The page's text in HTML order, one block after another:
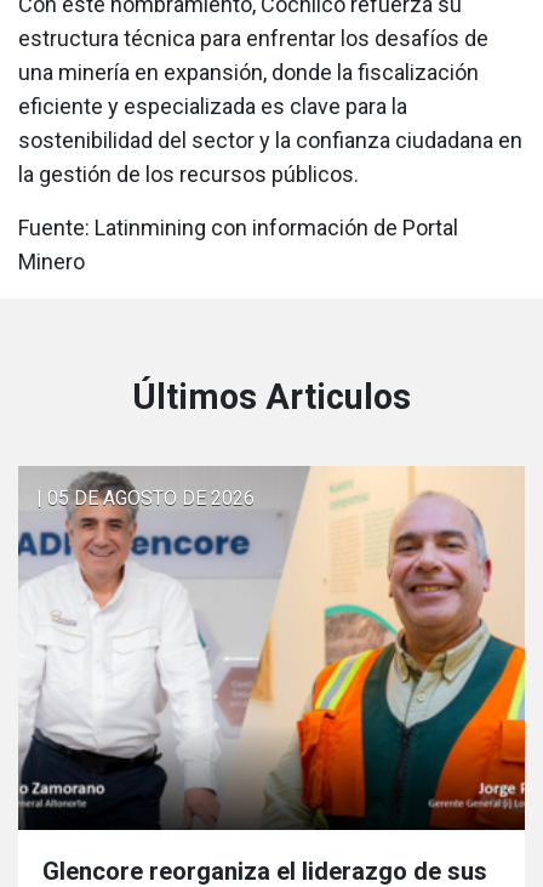
estructura técnica para enfrentar los desafíos de
una minería en expansión, donde la fiscalización
eficiente y especializada es clave para la
sostenibilidad del sector y la confianza ciudadana en
la gestión de los recursos públicos.
Fuente: Latinmining con información de Portal
Minero
Últimos Articulos
| 05 DE AGOSTO DE 2026
Glencore reorganiza el liderazgo de sus